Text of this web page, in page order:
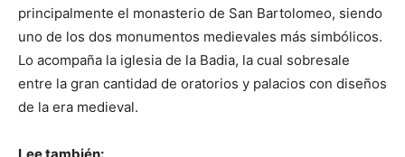
principalmente el monasterio de San Bartolomeo, siendo
uno de los dos monumentos medievales más simbólicos.
Lo acompaña la iglesia de la Badia, la cual sobresale
entre la gran cantidad de oratorios y palacios con diseños
de la era medieval.